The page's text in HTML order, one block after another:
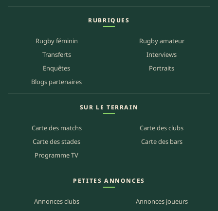
RUBRIQUES
Rugby féminin
Rugby amateur
Transferts
Interviews
Enquêtes
Portraits
Blogs partenaires
SUR LE TERRAIN
Carte des matchs
Carte des clubs
Carte des stades
Carte des bars
Programme TV
PETITES ANNONCES
Annonces clubs
Annonces joueurs